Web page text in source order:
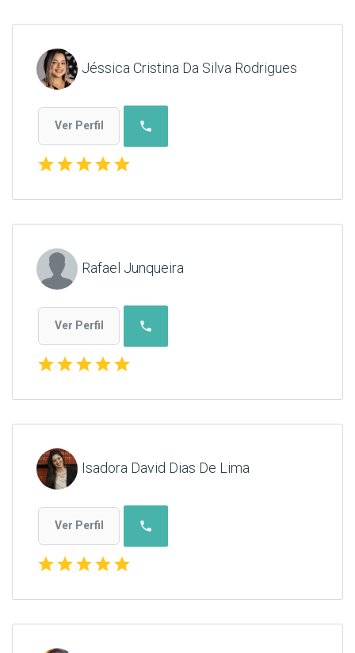
Jéssica Cristina Da Silva Rodrigues
Ver Perfil phone
starstarstarstarstar
Rafael Junqueira
Ver Perfil phone
starstarstarstarstar
Isadora David Dias De Lima
Ver Perfil phone
starstarstarstarstar